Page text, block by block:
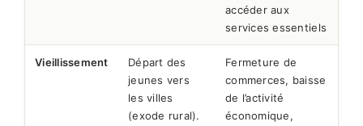
accéder aux
services essentiels
Vieillissement
Départ des
jeunes vers
les villes
(exode rural).
Fermeture de
commerces, baisse
de l’activité
économique,